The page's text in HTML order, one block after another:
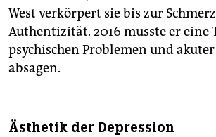
West verkörpert sie bis zur
Authentizität. 2016 musste er eine
psychischen Problemen und
absagen.
Ästhetik der Depression